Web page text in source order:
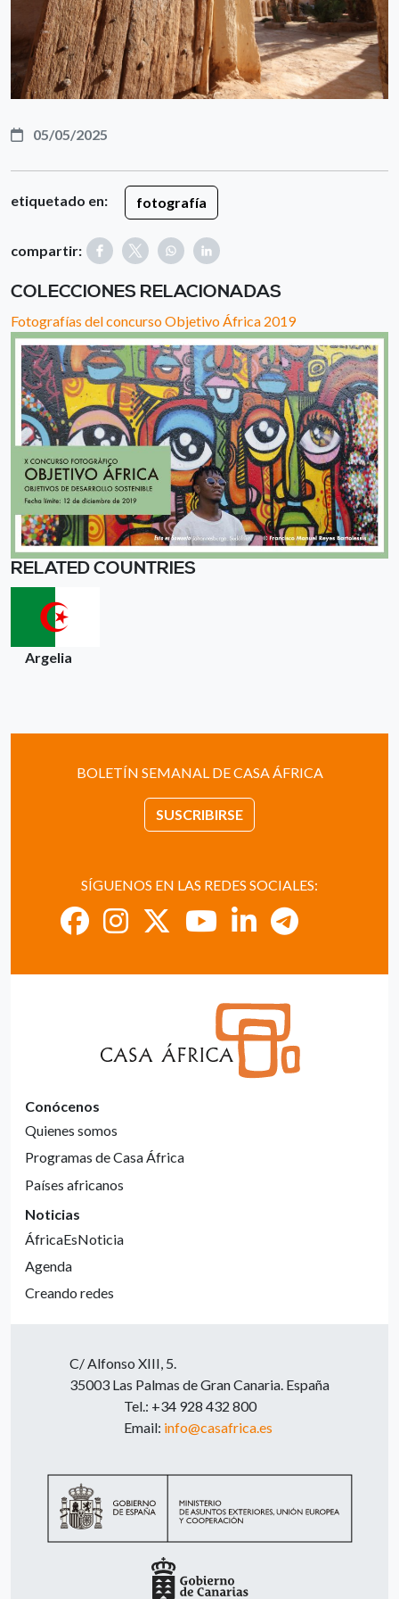
05/05/2025
etiquetado en: fotografía
compartir:
COLECCIONES RELACIONADAS
Fotografías del concurso Objetivo África 2019
RELATED COUNTRIES
Argelia
BOLETÍN SEMANAL DE CASA ÁFRICA
SUSCRIBIRSE
SÍGUENOS EN LAS REDES SOCIALES:
Conócenos
Quienes somos
Programas de Casa África
Países africanos
Noticias
ÁfricaEsNoticia
Agenda
Creando redes
C/ Alfonso XIII, 5.
35003 Las Palmas de Gran Canaria. España
Tel.: +34 928 432 800
Email: info@casafrica.es